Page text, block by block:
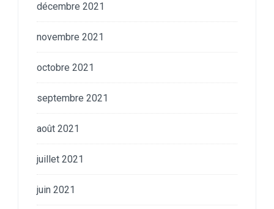
décembre 2021
novembre 2021
octobre 2021
septembre 2021
août 2021
juillet 2021
juin 2021